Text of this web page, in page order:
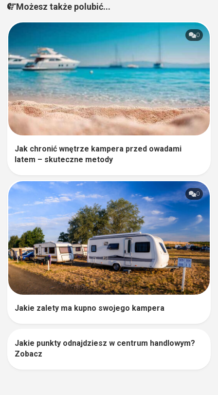
Możesz także polubić...
0
Jak chronić wnętrze kampera przed owadami
latem – skuteczne metody
0
Jakie zalety ma kupno swojego kampera
Jakie punkty odnajdziesz w centrum handlowym?
Zobacz